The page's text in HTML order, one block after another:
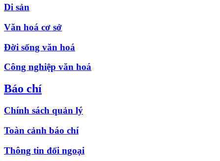
Di sản
Văn hoá cơ sở
Đời sống văn hoá
Công nghiệp văn hoá
Báo chí
Chính sách quản lý
Toàn cảnh báo chí
Thông tin đối ngoại